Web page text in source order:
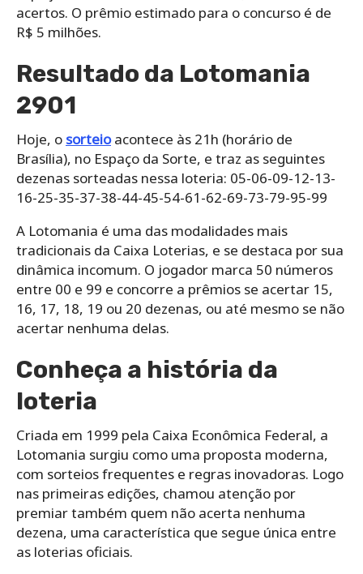
acertos. O prêmio estimado para o concurso é de
R$ 5 milhões.
Resultado da Lotomania
2901
Hoje, o sorteioacontece às 21h (horário de
Brasília), no Espaço da Sorte, e traz as seguintes
dezenas sorteadas nessa loteria: 05-06-09-12-13-
16-25-35-37-38-44-45-54-61-62-69-73-79-95-99
A Lotomania é uma das modalidades mais
tradicionais da Caixa Loterias, e se destaca por sua
dinâmica incomum. O jogador marca 50 números
entre 00 e 99 e concorre a prêmios se acertar 15,
16, 17, 18, 19 ou 20 dezenas, ou até mesmo se não
acertar nenhuma delas.
Conheça a história da
loteria
Criada em 1999 pela Caixa Econômica Federal, a
Lotomania surgiu como uma proposta moderna,
com sorteios frequentes e regras inovadoras. Logo
nas primeiras edições, chamou atenção por
premiar também quem não acerta nenhuma
dezena, uma característica que segue única entre
as loterias oficiais.